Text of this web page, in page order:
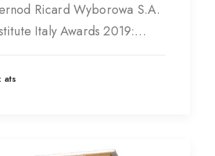
Ricard Wyborowa S.A.
Italy Awards 2019:…
ats